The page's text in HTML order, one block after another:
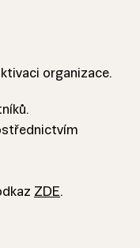
organizace.
ZDE.